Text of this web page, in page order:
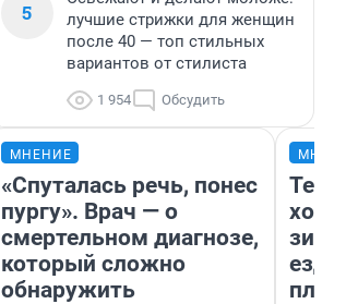
5
лучшие стрижки для женщин
после 40 — топ стильных
вариантов от стилиста
1 954 Обсудить
МНЕНИЕ
«Спуталась речь, понес
пургу». Врач — о
смертельном диагнозе,
который сложно
обнаружить
ездит